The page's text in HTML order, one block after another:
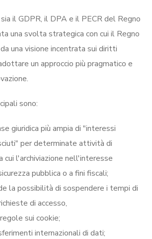
il GDPR, il DPA e il PECR del Regno
una svolta strategica con cui il Regno
una visione incentrata sui diritti
un approccio più pragmatico e
sono:
giuridica più ampia di "interessi
per determinate attività di
l'archiviazione nell'interesse
pubblica o a fini fiscali;
la possibilità di sospendere i tempi di
di accesso,
sui cookie;
internazionali di dati;